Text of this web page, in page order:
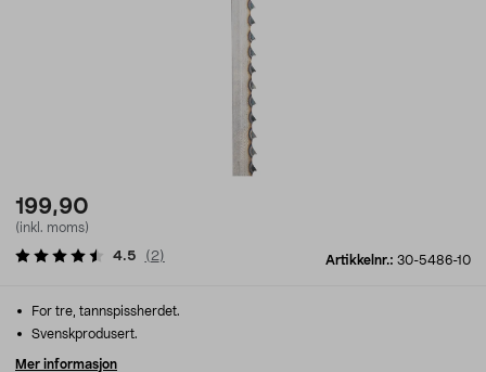
199,90
(inkl. moms)
Artikkelnr.: 30-5486-10
4.5 ( 2)
For tre, tannspissherdet.
Svenskprodusert.
Mer informasjon